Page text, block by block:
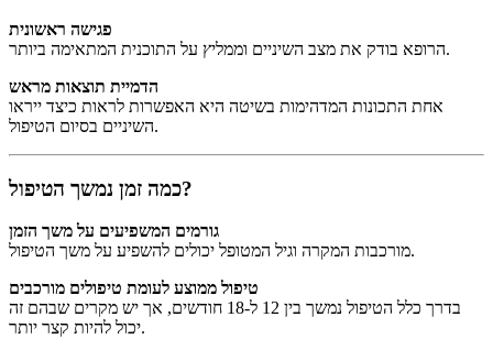
פגישה ראשונית
הרופא בודק את מצב השיניים וממליץ על התוכנית המתאימה ביותר.
הדמיית תוצאות מראש
אחת התכונות המדהימות בשיטה היא האפשרות לראות כיצד ייראו
השיניים בסיום הטיפול.
כמה זמן נמשך הטיפול?
גורמים המשפיעים על משך הזמן
מורכבות המקרה וגיל המטופל יכולים להשפיע על משך הטיפול.
טיפול ממוצע לעומת טיפולים מורכבים
בדרך כלל הטיפול נמשך בין 12 ל-18 חודשים, אך יש מקרים שבהם זה
יכול להיות קצר יותר.